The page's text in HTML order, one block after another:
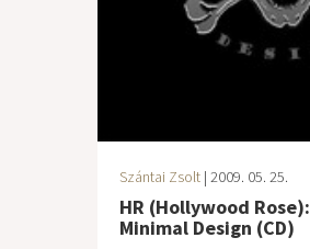
Szántai Zsolt | 2009. 05. 25.
HR (Hollywood Rose):
Minimal Design (CD)